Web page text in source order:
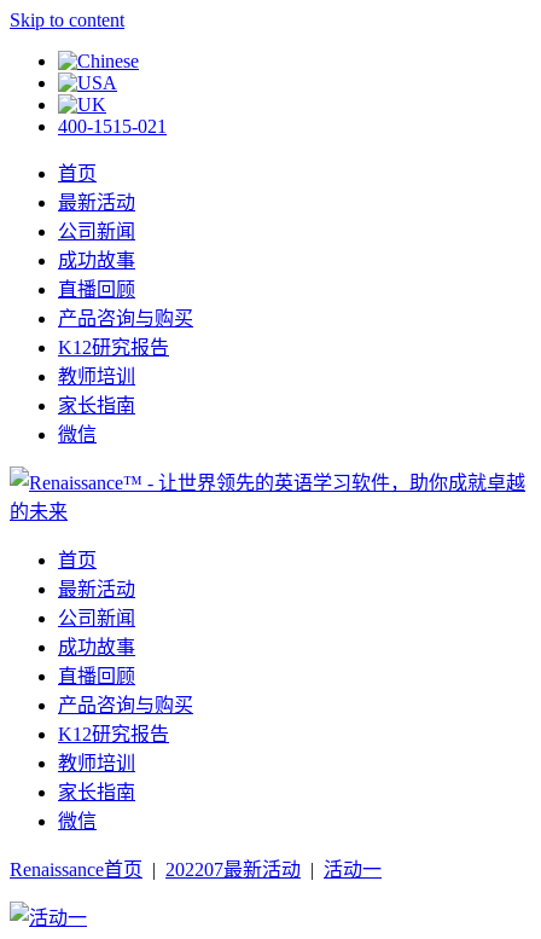
Skip to content
400-1515-021
首页
最新活动
公司新闻
成功故事
直播回顾
产品咨询与购买
K12研究报告
教师培训
家长指南
微信
首页
最新活动
公司新闻
成功故事
直播回顾
产品咨询与购买
K12研究报告
教师培训
家长指南
微信
Renaissance首页 | 202207最新活动 | 活动一